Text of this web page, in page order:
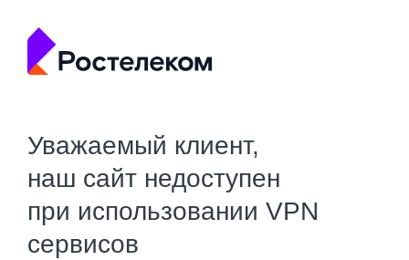
Уважаемый клиент,
наш сайт недоступен
при использовании VPN
сервисов